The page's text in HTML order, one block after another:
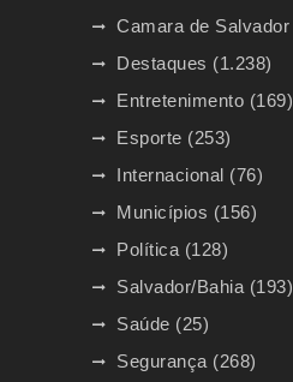
Camara de Salvador
Destaques (1.238)
Entretenimento (169)
Esporte (253)
Internacional (76)
Municípios (156)
Política (128)
Salvador/Bahia (193)
Saúde (25)
Segurança (268)